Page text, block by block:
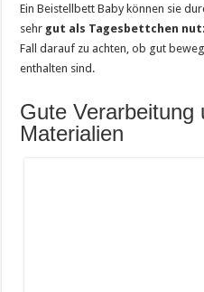
Ein Beistellbett Baby können sie
sehr gut als Tagesbettchen
Fall darauf zu achten, ob gut
enthalten sind.
Gute Verarbeitung
Materialien